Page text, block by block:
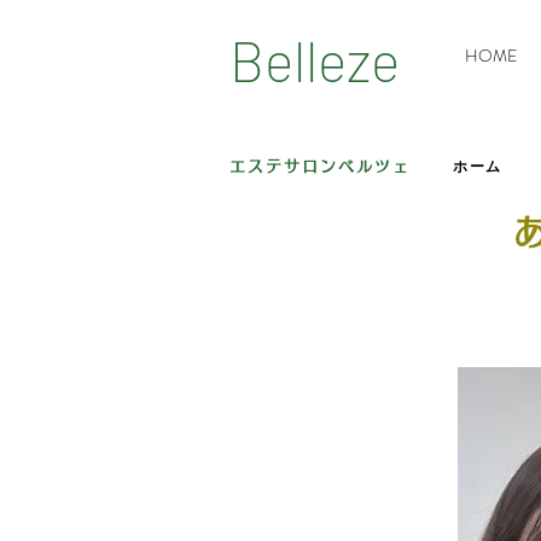
Belleze HOME
エステサロンベルツェ ホーム